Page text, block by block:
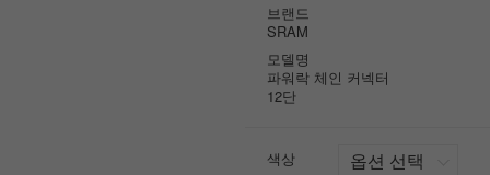
브랜드
SRAM
모델명
파워락 체인 커넥터
12단
색상